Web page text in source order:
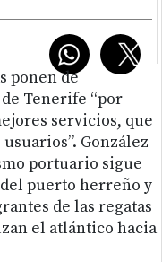
ponen de
Tenerife “por
servicios, que
González
portuario sigue
puerto herreño y
de las regatas
el atlántico hacia